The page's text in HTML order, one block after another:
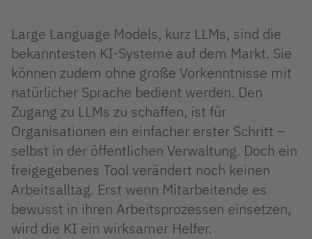
Large Language Models, kurz LLMs, sind die
bekanntesten KI-Systeme auf dem Markt. Sie
können zudem ohne große Vorkenntnisse mit
natürlicher Sprache bedient werden. Den
Zugang zu LLMs zu schaffen, ist für
Organisationen ein einfacher erster Schritt –
selbst in der öffentlichen Verwaltung. Doch ein
freigegebenes Tool verändert noch keinen
Arbeitsalltag. Erst wenn Mitarbeitende es
bewusst in ihren Arbeitsprozessen einsetzen,
wird die KI ein wirksamer Helfer.